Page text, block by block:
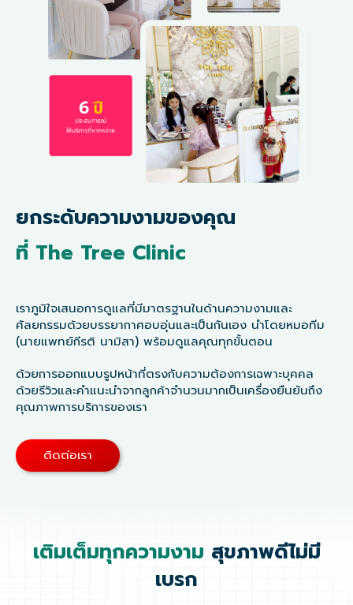
ยกระดับความงามของคุณ
ที่ The Tree Clinic
เราภูมิใจเสนอการดูแลที่มีมาตรฐานในด้านความงามและ
ศัลยกรรมด้วยบรรยากาศอบอุ่นและเป็นกันเอง นำโดยหมอทีม
(นายแพทย์กีรติ นามิสา) พร้อมดูแลคุณทุกขั้นตอน
ด้วยการออกแบบรูปหน้าที่ตรงกับความต้องการเฉพาะบุคคล
ด้วยรีวิวและคำแนะนำจากลูกค้าจำนวนมากเป็นเครื่องยืนยันถึง
คุณภาพการบริการของเรา
ติดต่อเรา
เติมเต็มทุกความงาม สุขภาพดีไม่มี
เบรก